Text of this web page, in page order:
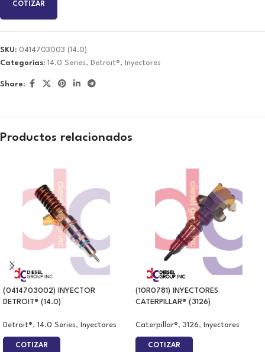
COTIZAR
SKU: 0414703003 (14.0)
Categorías: 14.0 Series, Detroit®, Inyectores
Share:
Productos relacionados
(0414703002) INYECTOR
DETROIT® (14.0)
Detroit®, 14.0 Series, Inyectores
COTIZAR
(10R0781) INYECTORES
CATERPILLAR® (3126)
Caterpillar®, 3126, Inyectores
COTIZAR